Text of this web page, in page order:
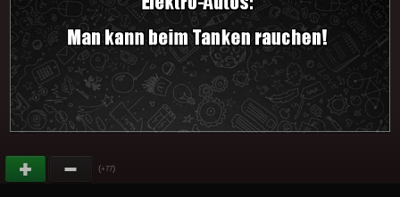
(+77)